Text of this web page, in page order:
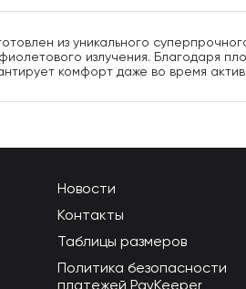
из уникального
излучения. Благодаря
комфорт даже во время
Новости
Контакты
Таблицы размеров
Политика безопасности
платежей PayKeeper